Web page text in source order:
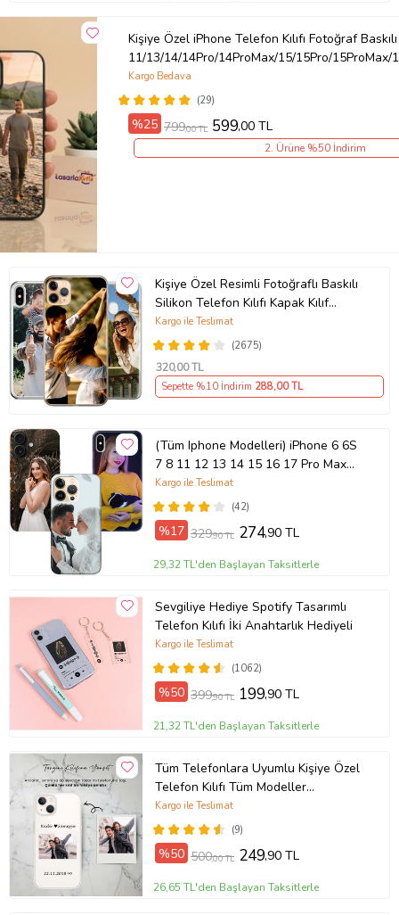
Kişiye Özel iPhone Telefon Kılıfı Fotoğraf Baskılı
11/13/14/14Pro/14ProMax/15/15Pro/
(29)
Kargo Bedava
%25 799,00 TL 599,00 TL
2. Ürüne %50 İndirim
Kişiye Özel Resimli Fotoğraflı Baskılı
Silikon Telefon Kılıfı Kapak Kılıf
(Telefon Modelleri Açıklamada)
(2675)
Kargo ile Teslimat
320,00 TL
Sepette %10 İndirim 288,00 TL
(Tüm Iphone Modelleri) iPhone 6 6S
7 8 11 12 13 14 15 16 17 Pro Max
Plus Mini Kişiye Özel Resimli
Fotoğraflı Kılıf(42)
Kargo ile Teslimat
%17 329,90 TL 274,90 TL
29,32 TL'den Başlayan Taksitlerle
Sevgiliye Hediye Spotify Tasarımlı
Telefon Kılıfı İki Anahtarlık Hediyeli
(1062)
Kargo ile Teslimat
%50 399,90 TL 199,90 TL
21,32 TL'den Başlayan Taksitlerle
Tüm Telefonlara Uyumlu Kişiye Özel
Telefon Kılıfı Tüm Modeller
Açıklamada
(9)
Kargo ile Teslimat
%50 500,00 TL 249,90 TL
26,65 TL'den Başlayan Taksitlerle